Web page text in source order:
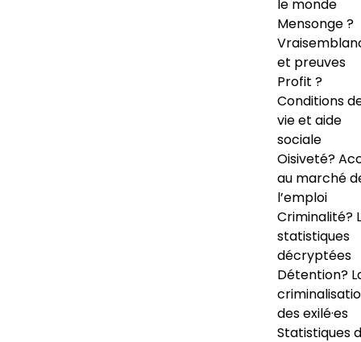
le monde
Mensonge ?
et preuves
Profit ?
Conditions
vie et aide
sociale
Oisiveté?
au marché
l’emploi
Criminalité?
statistiques
décryptées
Détention?
des exilé·es
Statistiques